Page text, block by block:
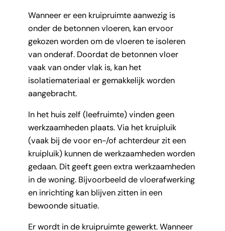
Wanneer er een kruipruimte aanwezig is
onder de betonnen vloeren, kan ervoor
gekozen worden om de vloeren te isoleren
van onderaf. Doordat de betonnen vloer
vaak van onder vlak is, kan het
isolatiemateriaal er gemakkelijk worden
aangebracht.
In het huis zelf (leefruimte) vinden geen
werkzaamheden plaats. Via het kruipluik
(vaak bij de voor en-/of achterdeur zit een
kruipluik) kunnen de werkzaamheden worden
gedaan. Dit geeft geen extra werkzaamheden
in de woning. Bijvoorbeeld de vloerafwerking
en inrichting kan blijven zitten in een
bewoonde situatie.
Er wordt in de kruipruimte gewerkt. Wanneer